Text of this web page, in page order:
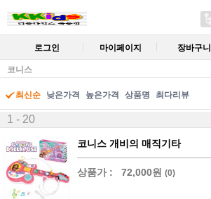
로그인 마이페이지 장바구니
코니스
최신순 낮은가격 높은가격 상품명 최다리뷰
1 - 20
코니스 개비의 매직기타
상품가 : 72,000원 (0)